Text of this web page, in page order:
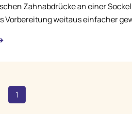
Zahnabdrücke an einer
Vorbereitung weitaus einfacher
1